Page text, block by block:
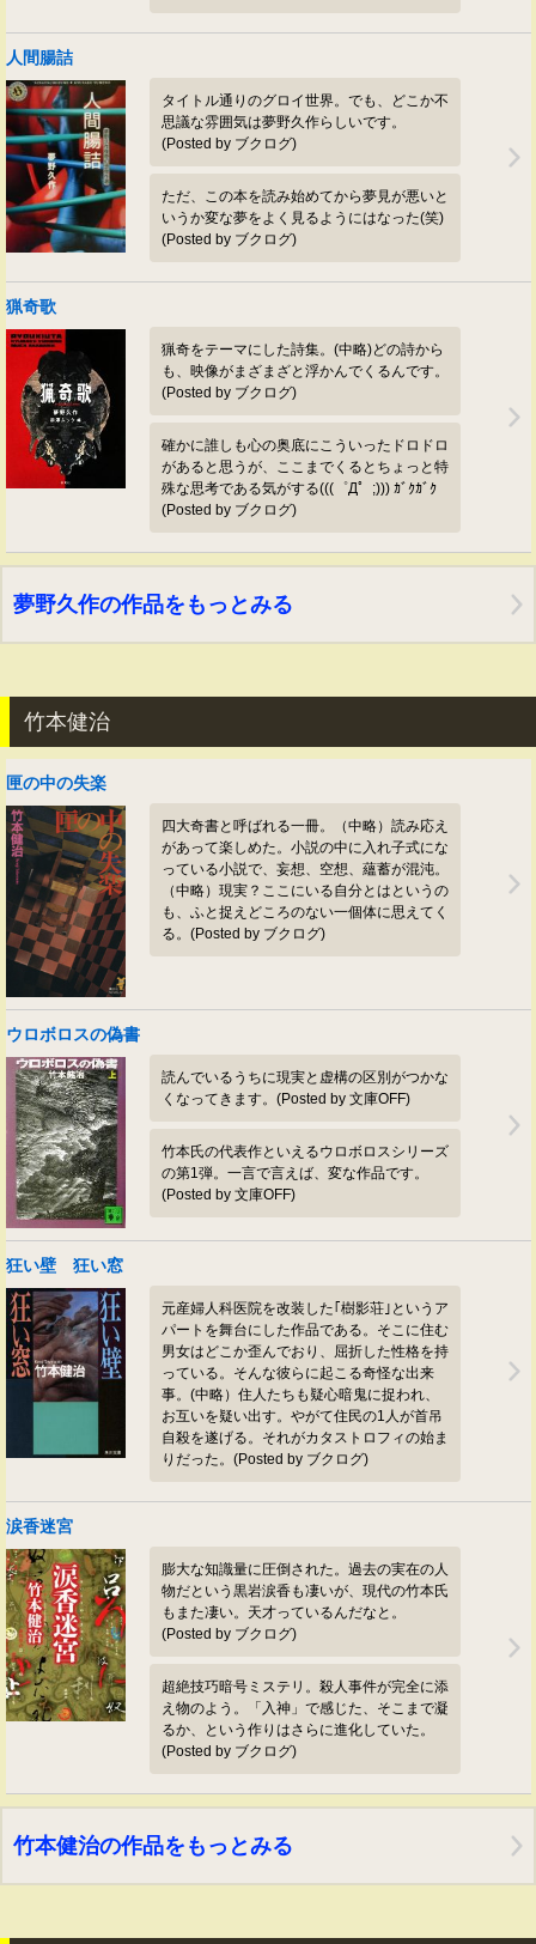
人間腸詰
タイトル通りのグロイ世界。でも、どこか不
思議な雰囲気は夢野久作らしいです。
(Posted by ブクログ)
ただ、この本を読み始めてから夢見が悪いと
いうか変な夢をよく見るようにはなった(笑)
(Posted by ブクログ)
猟奇歌
猟奇をテーマにした詩集。(中略)どの詩から
も、映像がまざまざと浮かんでくるんです。
(Posted by ブクログ)
確かに誰しも心の奥底にこういったドロドロ
があると思うが、ここまでくるとちょっと特
殊な思考である気がする(((゜Д゜;))) ｶﾞｸｶﾞｸ
(Posted by ブクログ)
夢野久作の作品をもっとみる
竹本健治
匣の中の失楽
四大奇書と呼ばれる一冊。（中略）読み応え
があって楽しめた。小説の中に入れ子式にな
っている小説で、妄想、空想、蘊蓄が混沌。
（中略）現実？ここにいる自分とはというの
も、ふと捉えどころのない一個体に思えてく
る。(Posted by ブクログ)
ウロボロスの偽書
読んでいるうちに現実と虚構の区別がつかな
くなってきます。(Posted by 文庫OFF)
竹本氏の代表作といえるウロボロスシリーズ
の第1弾。一言で言えば、変な作品です。
(Posted by 文庫OFF)
狂い壁 狂い窓
元産婦人科医院を改装した｢樹影荘｣というア
パートを舞台にした作品である。そこに住む
男女はどこか歪んでおり、屈折した性格を持
っている。そんな彼らに起こる奇怪な出来
事。(中略）住人たちも疑心暗鬼に捉われ、
お互いを疑い出す。やがて住民の1人が首吊
自殺を遂げる。それがカタストロフィの始ま
りだった。(Posted by ブクログ)
涙香迷宮
膨大な知識量に圧倒された。過去の実在の人
物だという黒岩涙香も凄いが、現代の竹本氏
もまた凄い。天才っているんだなと。
(Posted by ブクログ)
超絶技巧暗号ミステリ。殺人事件が完全に添
え物のよう。「入神」で感じた、そこまで凝
るか、という作りはさらに進化していた。
(Posted by ブクログ)
竹本健治の作品をもっとみる